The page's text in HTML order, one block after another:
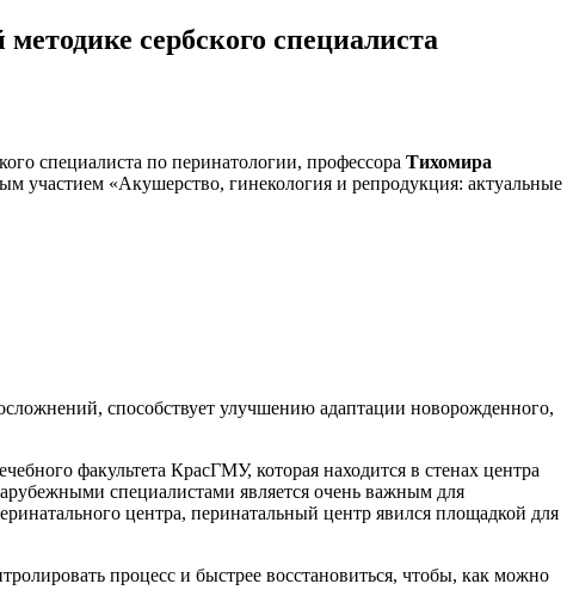
сербского специалиста
специалиста по перинатологии, профессора Тихомира
участием «Акушерство, гинекология и репродукция: актуальные
способствует улучшению адаптации новорожденного,
факультета КрасГМУ, которая находится в стенах центра
специалистами является очень важным для
центра, перинатальный центр явился площадкой для
процесс и быстрее восстановиться, чтобы, как можно